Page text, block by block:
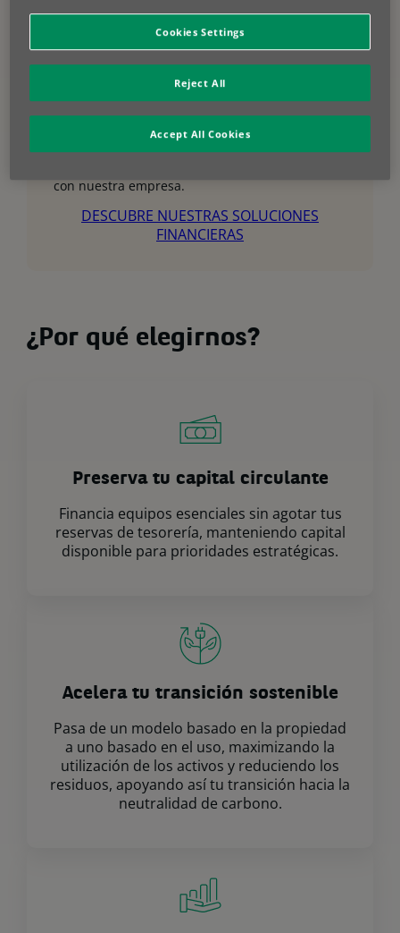
Libera tu potencial de
crecimiento.
Ponte en contacto con tu distribuidor más
cercano para definir tus necesidades y analizar
con nuestra empresa.
DESCUBRE NUESTRAS SOLUCIONES
FINANCIERAS
¿Por qué elegirnos?
Preserva tu capital circulante
Financia equipos esenciales sin agotar tus
reservas de tesorería, manteniendo capital
disponible para prioridades estratégicas.
Acelera tu transición sostenible
Pasa de un modelo basado en la propiedad
a uno basado en el uso, maximizando la
utilización de los activos y reduciendo los
residuos, apoyando así tu transición hacia la
neutralidad de carbono.
Cookies Settings
Reject All
Accept All Cookies